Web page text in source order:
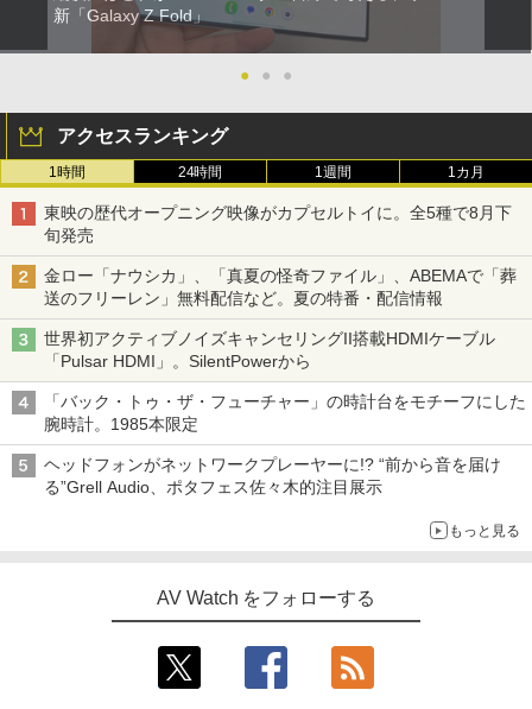
新「Galaxy Z Fold」
● ● ●
アクセスランキング
1時間 24時間 1週間 1カ月
東映の歴代オープニング映像がカプセルトイに。全5種で8月下
旬発売
金ロー「ナウシカ」、「真夏の怪奇ファイル」、ABEMAで「葬
送のフリーレン」無料配信など。夏の特番・配信情報
世界初アクティブノイズキャンセリングII搭載HDMIケーブル
「Pulsar HDMI」。SilentPowerから
「バック・トゥ・ザ・フューチャー」の時計台をモチーフにした
腕時計。1985本限定
ヘッドフォンがネットワークプレーヤーに!? “前から音を届け
る”Grell Audio、ポタフェス佐々木的注目展示
もっと見る
AV Watch をフォローする